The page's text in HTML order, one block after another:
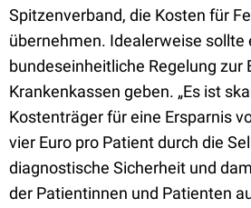
Spitzenverband, die Kosten für
übernehmen. Idealerweise sollte
bundeseinheitliche Regelung zur
Krankenkassen geben. „Es ist
Kostenträger für eine Ersparnis
vier Euro pro Patient durch die
diagnostische Sicherheit und
der Patientinnen und Patienten